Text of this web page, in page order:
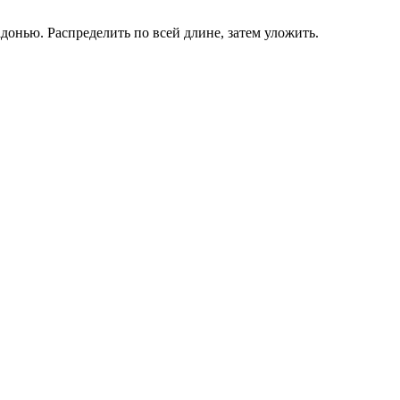
Распределить по всей длине, затем уложить.